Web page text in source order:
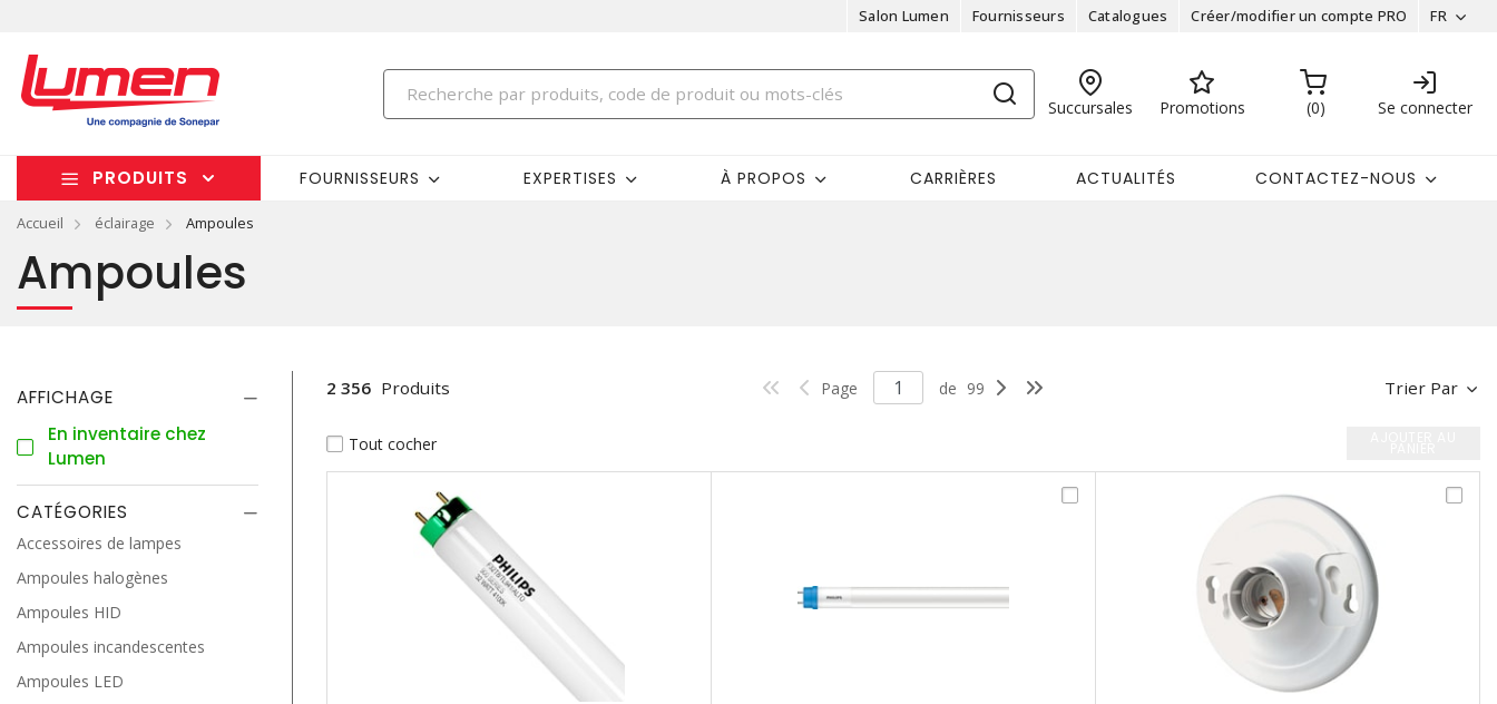
Salon Lumen Fournisseurs Catalogues Créer/modifier un compte PRO FR
Succursales Promotions 0 Se connecter
PRODUITS FOURNISSEURS EXPERTISES À PROPOS CARRIÈRES ACTUALITÉS CONTACTEZ-NOUS
Accueil éclairage Ampoules
Ampoules
AFFICHAGE
En inventaire chez
Lumen
CATÉGORIES
Accessoires de lampes
Ampoules halogènes
Ampoules HID
Ampoules incandescentes
Ampoules LED
Trier Par
2 356 Produits Page de 99
Tout cocher